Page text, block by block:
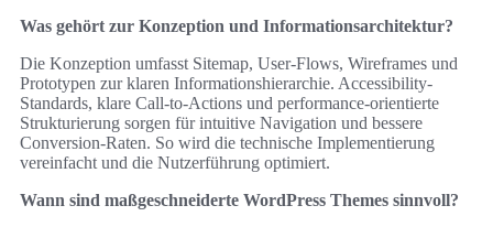
Was gehört zur Konzeption und Informationsarchitektur?
Die Konzeption umfasst Sitemap, User-Flows, Wireframes und
Prototypen zur klaren Informationshierarchie. Accessibility-
Standards, klare Call-to-Actions und performance-orientierte
Strukturierung sorgen für intuitive Navigation und bessere
Conversion-Raten. So wird die technische Implementierung
vereinfacht und die Nutzerführung optimiert.
Wann sind maßgeschneiderte WordPress Themes sinnvoll?